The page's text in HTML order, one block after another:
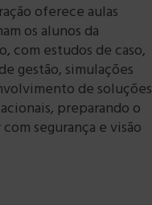
oferece aulas
os alunos da
com estudos de caso,
gestão, simulações
de soluções
preparando o
segurança e visão